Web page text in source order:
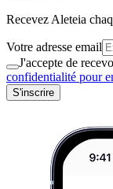
Recevez Aleteia
Votre adresse email
J'accepte de
confidentialité pour
S'inscrire